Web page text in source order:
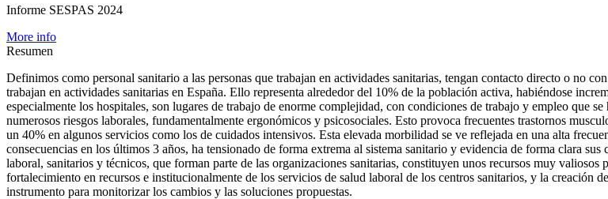
Informe SESPAS 2024
More info
Resumen
Definimos como personal sanitario a las personas que trabajan en actividades sanitarias, tengan contacto directo o no
trabajan en actividades sanitarias en España. Ello representa alrededor del 10% de la población activa, habiéndose
especialmente los hospitales, son lugares de trabajo de enorme complejidad, con condiciones de trabajo y empleo que
numerosos riesgos laborales, fundamentalmente ergonómicos y psicosociales. Esto provoca frecuentes trastornos
un 40% en algunos servicios como los de cuidados intensivos. Esta elevada morbilidad se ve reflejada en una alta
consecuencias en los últimos 3 años, ha tensionado de forma extrema al sistema sanitario y evidencia de forma clara
laboral, sanitarios y técnicos, que forman parte de las organizaciones sanitarias, constituyen unos recursos muy
fortalecimiento en recursos e institucionalmente de los servicios de salud laboral de los centros sanitarios, y la creación
instrumento para monitorizar los cambios y las soluciones propuestas.